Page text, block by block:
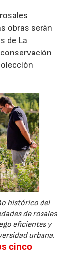
obras serán
de La
histórico del
de rosales
eficientes y
urbana.
cinco